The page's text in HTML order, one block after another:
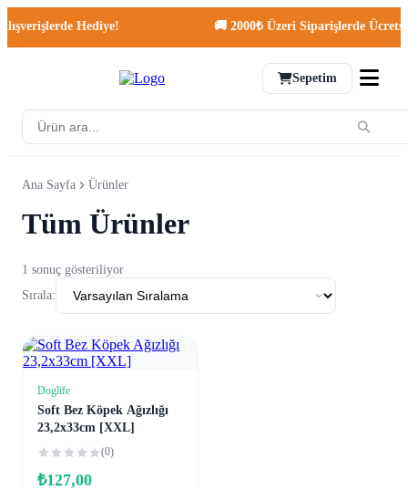
Hediye! 🚚 2000₺ Üzeri Siparişlerde
Sepetim
Ana Sayfa Ürünler
Tüm Ürünler
1 sonuç gösteriliyor
Sırala:
Doglife
Soft Bez Köpek Ağızlığı
23,2x33cm [XXL]
(0)
₺127,00